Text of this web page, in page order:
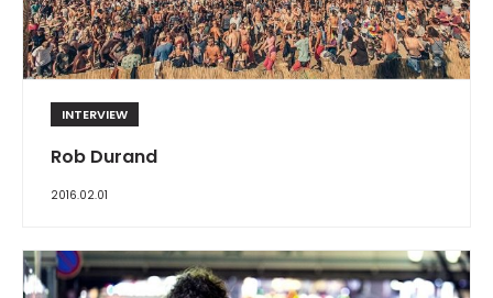
INTERVIEW
Rob Durand
2016.02.01